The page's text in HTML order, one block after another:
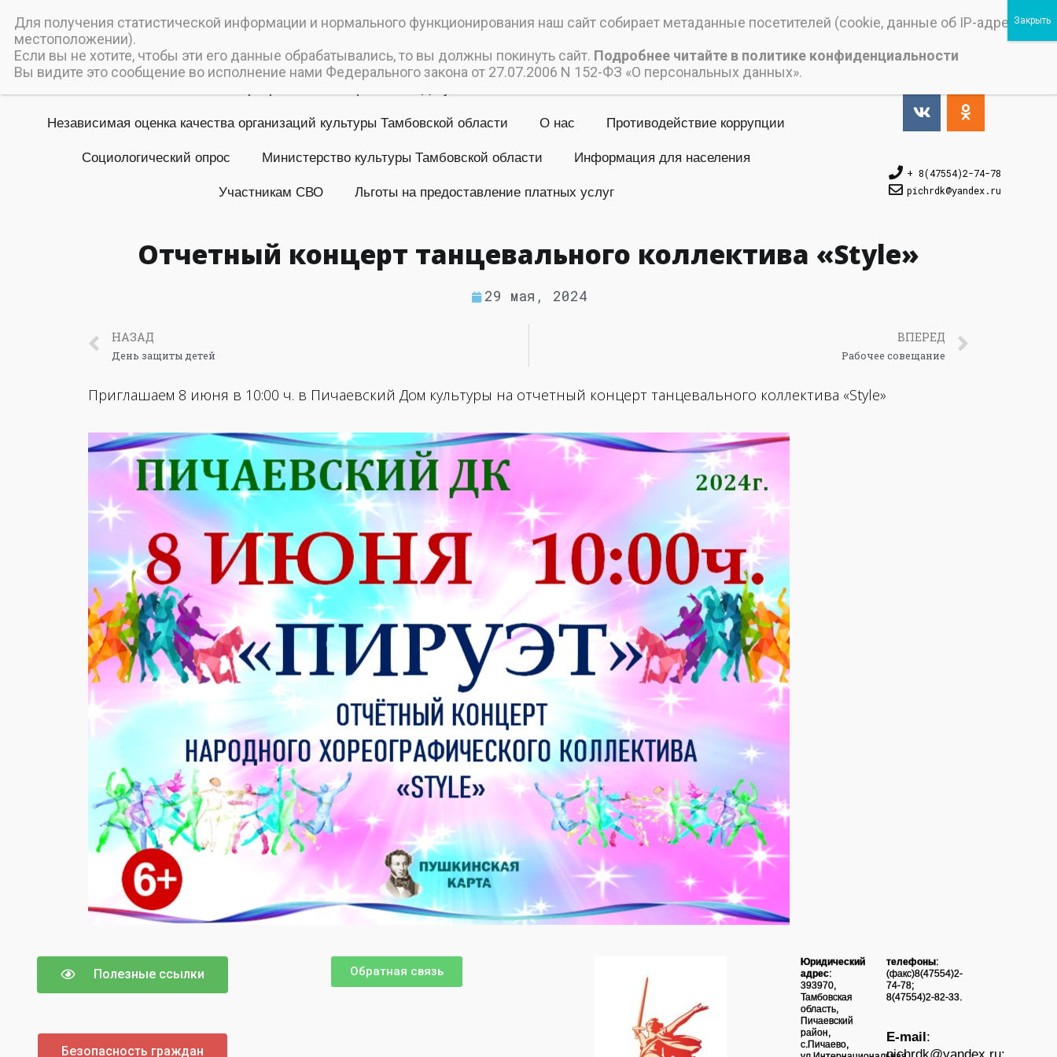
Пичаевский дом культуры
Муниципальное бюджетное учреждение культуры «Пичаевский Дом культуры»
Независимая оценка качества организаций культуры Тамбовской области О нас Противодействие коррупции
Социологический опрос Министерство культуры Тамбовской области Информация для населения
Участникам СВО Льготы на предоставление платных услуг
Версия_для_слабовидящих
+ 8(47554)2-74-78
pichrdk@yаndex.ru
Отчетный концерт танцевального коллектива «Style»
29 мая, 2024
НАЗАД
День защиты детей
ВПЕРЕД
Рабочее совещание
Приглашаем 8 июня в 10:00 ч. в Пичаевский Дом культуры на отчетный концерт танцевального коллектива «Style»
Полезные ссылки
Безопасность граждан
Обратная связь
Юридический
адрес:
393970,
Тамбовская
область,
Пичаевский
район,
с.Пичаево,
телефоны:
(факс)8(47554)2-
74-78;
8(47554)2-82-33.
E-mail:
Для получения статистической информации и нормального функционирования наш сайт собирает метаданные посетителей (cookie, данные об IP-адресе и
местоположении).
Если вы не хотите, чтобы эти его данные обрабатывались, то вы должны покинуть сайт. Подробнее читайте в политике конфиденциальности
Вы видите это сообщение во исполнение нами Федерального закона от 27.07.2006 N 152-ФЗ «О персональных данных».